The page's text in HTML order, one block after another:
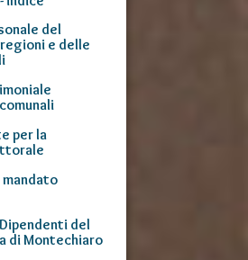
del
e delle
per la
mandato
del
di Montechiaro